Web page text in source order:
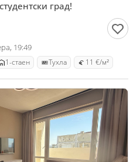
град!
19:49
1-стаен Тухла 11 €/м²